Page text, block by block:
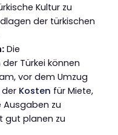
Kultur zu
der türkischen
Die
Türkei können
vor dem Umzug
der Kosten für Miete,
zu
gut planen zu